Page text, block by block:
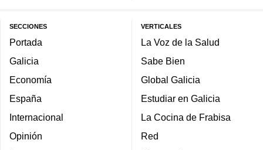
SECCIONES
Portada
Galicia
Economía
España
Internacional
Opinión
VERTICALES
La Voz de la Salud
Sabe Bien
Global Galicia
Estudiar en Galicia
La Cocina de Frabisa
Red